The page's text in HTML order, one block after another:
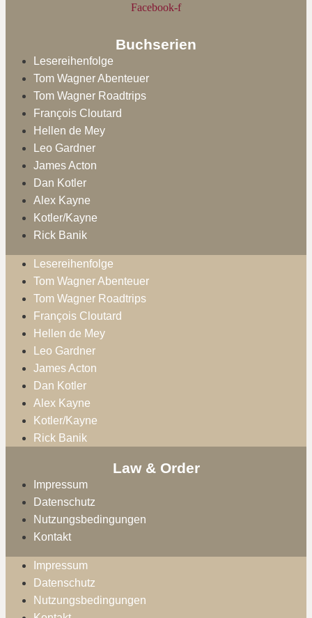
Facebook-f
Buchserien
Lesereihenfolge
Tom Wagner Abenteuer
Tom Wagner Roadtrips
François Cloutard
Hellen de Mey
Leo Gardner
James Acton
Dan Kotler
Alex Kayne
Kotler/Kayne
Rick Banik
Lesereihenfolge
Tom Wagner Abenteuer
Tom Wagner Roadtrips
François Cloutard
Hellen de Mey
Leo Gardner
James Acton
Dan Kotler
Alex Kayne
Kotler/Kayne
Rick Banik
Law & Order
Impressum
Datenschutz
Nutzungsbedingungen
Kontakt
Impressum
Datenschutz
Nutzungsbedingungen